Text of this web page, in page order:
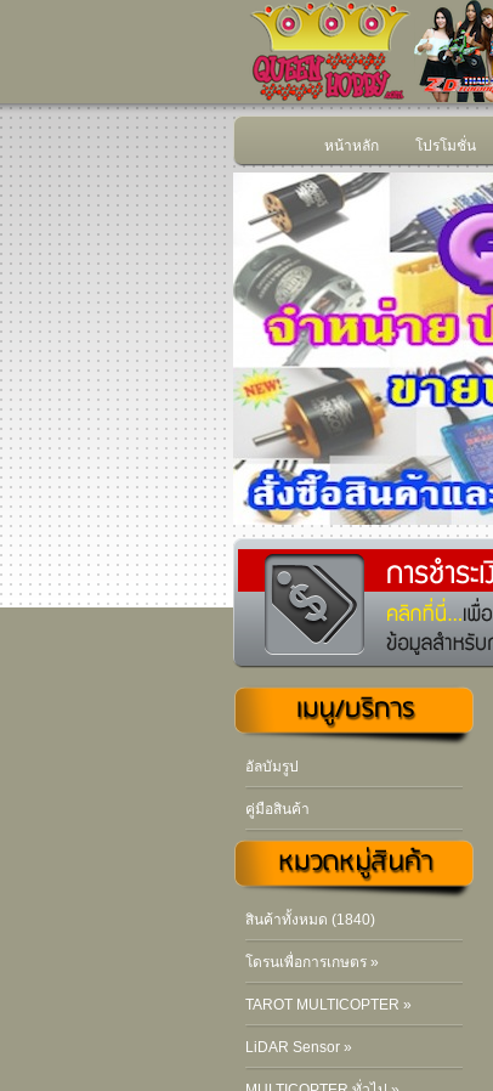
หน้าหลัก โปรโมชั่น
อัลบัมรูป
คู่มือสินค้า
สินค้าทั้งหมด (1840)
โดรนเพื่อการเกษตร »
TAROT MULTICOPTER »
LiDAR Sensor »